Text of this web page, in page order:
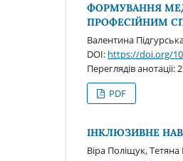
ФОРМУВАННЯ
ПРОФЕСІЙНИМ
Валентина
DOI: https://doi.org/
Переглядів
PDF
ІНКЛЮЗИВНЕ
Віра Поліщук,